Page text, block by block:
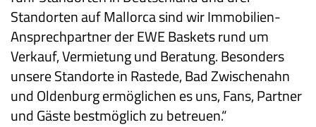
Standorten auf Mallorca sind wir Immobilien-
Ansprechpartner der EWE Baskets rund um
Verkauf, Vermietung und Beratung. Besonders
unsere Standorte in Rastede, Bad Zwischenahn
und Oldenburg ermöglichen es uns, Fans, Partner
und Gäste bestmöglich zu betreuen.“